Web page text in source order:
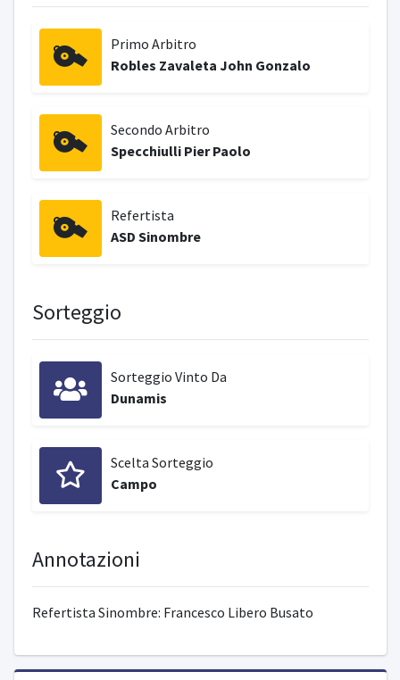
Primo Arbitro
Robles Zavaleta John Gonzalo
Secondo Arbitro
Specchiulli Pier Paolo
Refertista
ASD Sinombre
Sorteggio
Sorteggio Vinto Da
Dunamis
Scelta Sorteggio
Campo
Annotazioni
Refertista Sinombre: Francesco Libero Busato